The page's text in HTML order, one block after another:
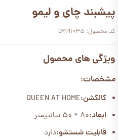
پیشبند چای و لیمو
کد محصول: Q2PI1035
ویژگی های محصول
مشخصات:
کالکشن:QUEEN AT HOME
ابعاد:80 * 50 سانتیمتر
قابلیت شستشو:دارد